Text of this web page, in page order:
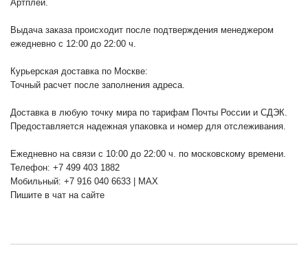
Артплей.
Выдача заказа происходит после подтверждения менеджером
ежедневно с 12:00 до 22:00 ч.
Курьерская доставка по Москве:
Точный расчет после заполнения адреса.
Доставка в любую точку мира по тарифам Почты России и СДЭК.
Предоставляется надежная упаковка и номер для отслеживания.
Ежедневно на связи с 10:00 до 22:00 ч. по московскому времени.
Телефон: +7 499 403 1882
Мобильный: +7 916 040 6633 | MAX
Пишите в чат на сайте